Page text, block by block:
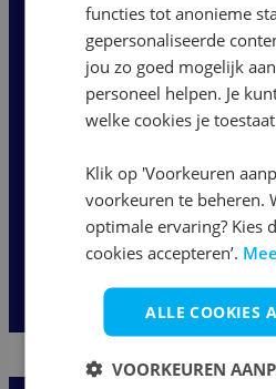
Nijmegen
4500 per maand
36 - 40 uur
Bekijk vacature
functies tot anonieme
gepersonaliseerde
jou zo goed mogelijk
personeel helpen. Je
welke cookies je
Klik op 'Voorkeuren
voorkeuren te beheren.
optimale ervaring? Kies
cookies accepteren’.
ALLE COOKIES
VOORKEUREN